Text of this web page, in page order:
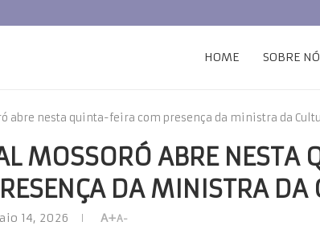
HOME SOBRE
abre nesta quinta-feira com presença da ministra da
MOSSORÓ ABRE NESTA
DA MINISTRA DA
14, 2026 A+A-